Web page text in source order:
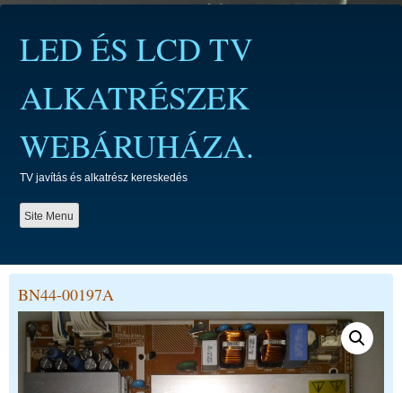
contentLED ÉS LCD TV
ALKATRÉSZEK
WEBÁRUHÁZA.
TV javítás és alkatrész kereskedés
Site Menu
BN44-00197A